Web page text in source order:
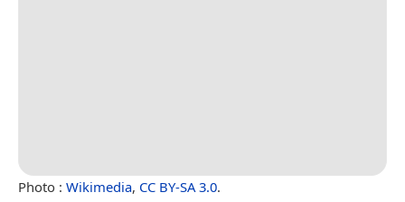
Photo : Wikimedia, CC BY-SA 3.0.